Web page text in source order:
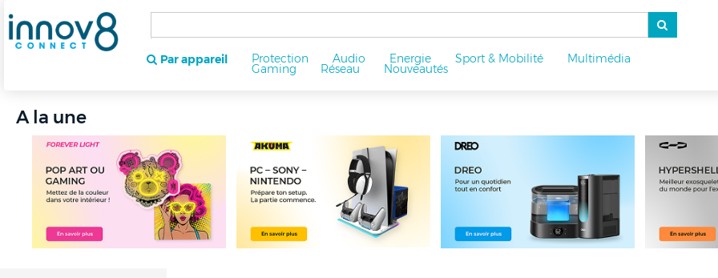
Par appareil Protection Audio Energie Sport & Mobilité Multimédia
Gaming Réseau Nouveautés
A la une